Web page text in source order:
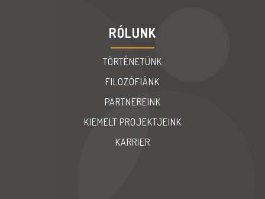
RÓLUNK
TÖRTÉNETÜNK
FILOZÓFIÁNK
PARTNEREINK
KIEMELT PROJEKTJEINK
KARRIER